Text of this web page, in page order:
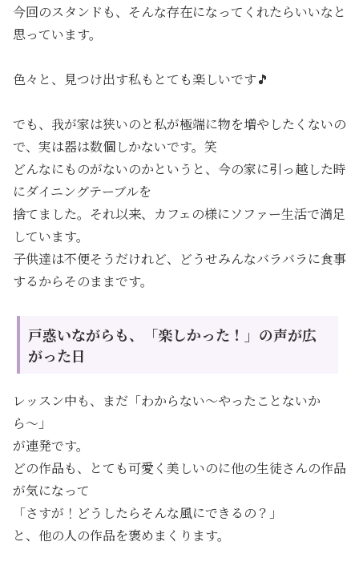
今回のスタンドも、そんな存在になってくれたらいいなと
思っています。
色々と、見つけ出す私もとても楽しいです🎵
でも、我が家は狭いのと私が極端に物を増やしたくないの
で、実は器は数個しかないです。笑
どんなにものがないのかというと、今の家に引っ越した時
にダイニングテーブルを
捨てました。それ以来、カフェの様にソファー生活で満足
しています。
子供達は不便そうだけれど、どうせみんなバラバラに食事
するからそのままです。
戸惑いながらも、「楽しかった！」の声が広
がった日
レッスン中も、まだ「わからない〜やったことないか
ら〜」
が連発です。
どの作品も、とても可愛く美しいのに他の生徒さんの作品
が気になって
「さすが！どうしたらそんな風にできるの？」
と、他の人の作品を褒めまくります。